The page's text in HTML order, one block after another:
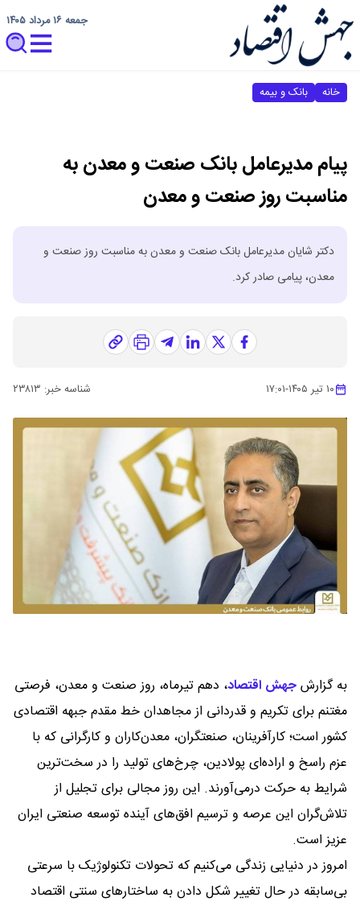
جمعه ۱۶ مرداد ۱۴۰۵
خانه بانک و بیمه
پیام مدیرعامل بانک صنعت و معدن به
مناسبت روز صنعت و معدن
دکتر شایان مدیرعامل بانک صنعت و معدن به مناسبت روز صنعت و
معدن، پیامی صادر کرد.
۱۰ تیر ۱۴۰۵ -۱۷:۰۱ شناسه خبر: ۲۳۸۱۳
به گزارشجهش اقتصاد، دهم تیرماه، روز صنعت و معدن، فرصتی
مغتنم برای تکریم و قدردانی از مجاهدان خط مقدم جبهه اقتصادی
کشور است؛ کارآفرینان، صنعتگران، معدن‌کاران و کارگرانی که با
عزم راسخ و اراده‌ای پولادین، چرخ‌های تولید را در سخت‌ترین
شرایط به حرکت درمی‌آورند. این روز مجالی برای تجلیل از
تلاش‌گران این عرصه و ترسیم افق‌های آینده توسعه صنعتی ایران
عزیز است.
امروز در دنیایی زندگی می‌کنیم که تحولات تکنولوژیک با سرعتی
بی‌سابقه در حال تغییر شکل دادن به ساختارهای سنتی اقتصاد